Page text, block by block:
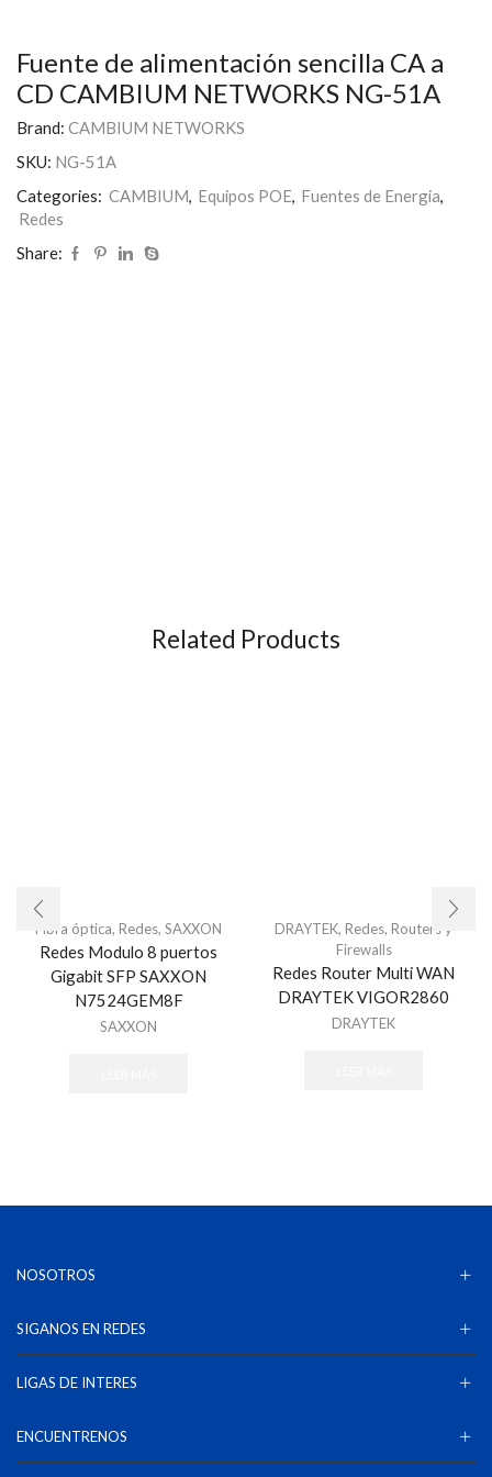
Fuente de alimentación sencilla CA a
CD CAMBIUM NETWORKS NG-51A
Brand: CAMBIUM NETWORKS
SKU: NG-51A
Categories: CAMBIUM, Equipos POE, Fuentes de Energia,
Redes
Share:
Related Products
Fibra óptica, Redes, SAXXON
Redes Modulo 8 puertos
Gigabit SFP SAXXON
N7524GEM8F
SAXXON
DRAYTEK, Redes, Routers y
Firewalls
Redes Router Multi WAN
DRAYTEK VIGOR2860
DRAYTEK
NOSOTROS
SIGANOS EN REDES
LIGAS DE INTERES
ENCUENTRENOS